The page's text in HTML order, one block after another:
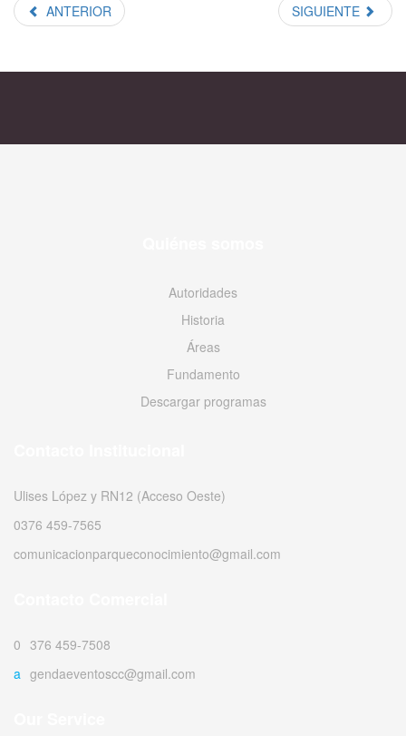
ANTERIOR SIGUIENTE
Autoridades
Historia
Áreas
Fundamento
Descargar programas
Ulises López y RN12 (Acceso Oeste)
0376 459-7565
comunicacionparqueconocimiento@gmail.com
0376 459-7508
agendaeventoscc@gmail.com